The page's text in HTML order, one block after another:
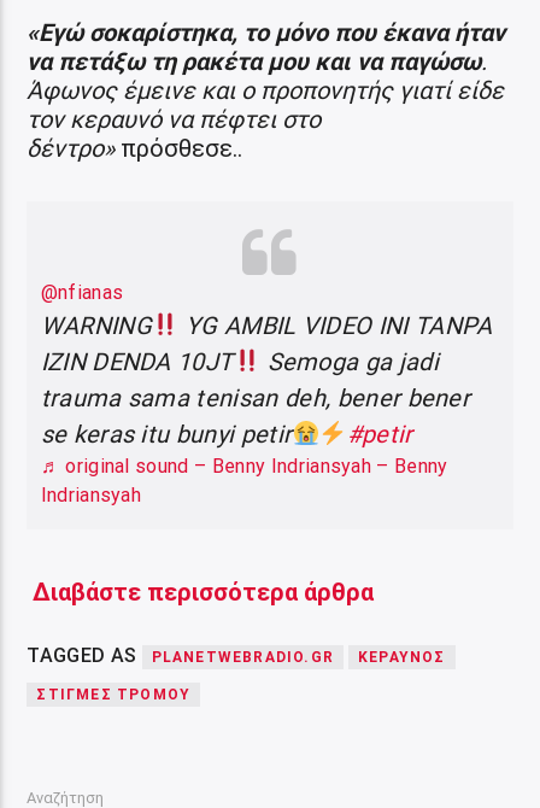
«Εγώ σοκαρίστηκα, το μόνο που έκανα ήταν
να πετάξω τη ρακέτα μου και να παγώσω.
Άφωνος έμεινε και ο προπονητής γιατί είδε
τον κεραυνό να πέφτει στο
δέντρο»πρόσθεσε..
@nfianas
WARNING
YG AMBIL VIDEO INI TANPA
IZIN DENDA 10JT
Semoga ga jadi
trauma sama tenisan deh, bener bener
se keras itu bunyi petir
#petir
♬ original sound – Benny Indriansyah – Benny
Indriansyah
Διαβάστε περισσότερα άρθρα
TAGGED AS PLANETWEBRADIO.GR ΚΕΡΑΥΝΟΣ
ΣΤΙΓΜΕΣ ΤΡΟΜΟΥ
Αναζήτηση